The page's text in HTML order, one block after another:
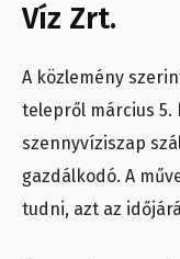
Víz Zrt.
A közlemény
telepről március 5.
szennyvíziszap
gazdálkodó. A
tudni, azt az